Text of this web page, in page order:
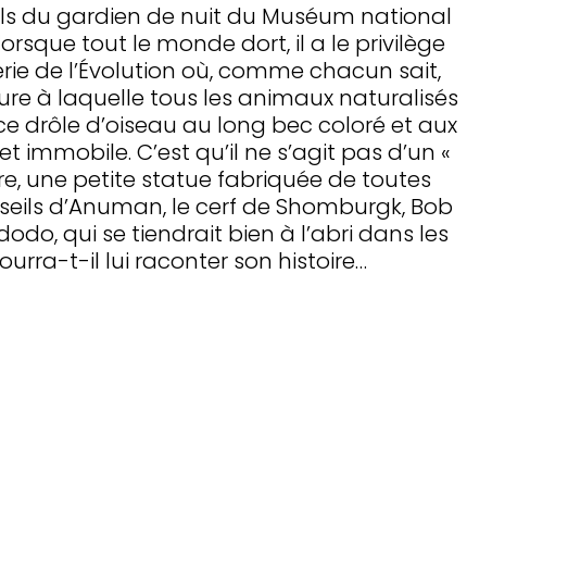
du gardien de nuit du Muséum national
tout le monde dort, il a le privilège
de l’Évolution où, comme chacun sait,
à laquelle tous les animaux naturalisés
drôle d’oiseau au long bec coloré et aux
C’est qu’il ne s’agit pas d’un «
une petite statue fabriquée de toutes
d’Anuman, le cerf de Shomburgk, Bob
qui se tiendrait bien à l’abri dans les
t-il lui raconter son histoire…